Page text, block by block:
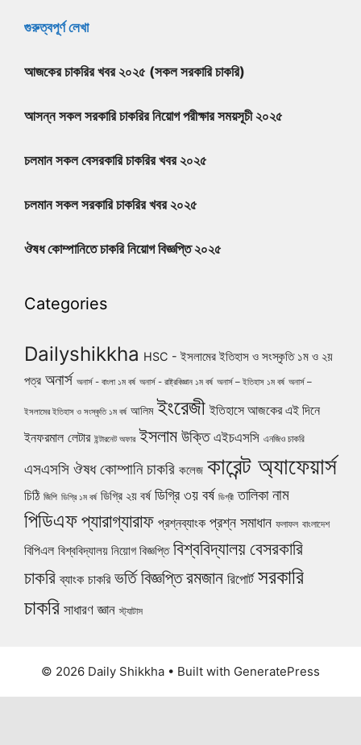
গুরুত্বপূর্ণ লেখা
আজকের চাকরির খবর ২০২৫ (সকল সরকারি চাকরি)
আসন্ন সকল সরকারি চাকরির নিয়োগ পরীক্ষার সময়সূচী ২০২৫
চলমান সকল বেসরকারি চাকরির খবর ২০২৫
চলমান সকল সরকারি চাকরির খবর ২০২৫
ঔষধ কোম্পানিতে চাকরি নিয়োগ বিজ্ঞপ্তি ২০২৫
Categories
Dailyshikkha HSC - ইসলামের ইতিহাস ও সংস্কৃতি ১ম ও ২য়
পত্র অনার্স অনার্স - বাংলা ১ম বর্ষ অনার্স - রাষ্ট্রবিজ্ঞান ১ম বর্ষ অনার্স – ইতিহাস ১ম বর্ষ অনার্স –
ইসলামের ইতিহাস ও সংস্কৃতি ১ম বর্ষ আলিম ইংরেজী ইতিহাসে আজকের এই দিনে
ইনফরমাল লেটার ইন্টারনেট অফার ইসলাম উক্তি এইচএসসি এনজিও চাকরি
এসএসসি ঔষধ কোম্পানি চাকরি কলেজ কারেন্ট অ্যাফেয়ার্স
চিঠি জিপি ডিগ্রি ১ম বর্ষ ডিগ্রি ২য় বর্ষ ডিগ্রি ৩য় বর্ষ ডিগ্রী তালিকা নাম
পিডিএফপ্যারাগ্যারাফ প্রশ্নব্যাংক প্রশ্ন সমাধান ফলাফল বাংলাদেশ
বিপিএল বিশ্ববিদ্যালয় নিয়োগ বিজ্ঞপ্তি বিশ্ববিদ্যালয়বেসরকারি
চাকরি ব্যাংক চাকরি ভর্তি বিজ্ঞপ্তিরমজান রিপোর্ট সরকারি
চাকরি সাধারণ জ্ঞান স্ট্যাটাস
© 2026 Daily Shikkha • Built with GeneratePress